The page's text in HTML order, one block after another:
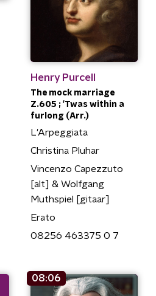
Henry Purcell
The mock marriage
Z.605 ; 'Twas within a
furlong (Arr.)
L'Arpeggiata
Christina Pluhar
Vincenzo Capezzuto
[alt] & Wolfgang
Muthspiel [gitaar]
Erato
08256 463375 0 7
08:06